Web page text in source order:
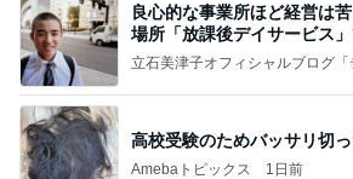
良心的な事業所ほど経営は
場所「放課後デイサービス
実の
立石美津子オフィシャルブログ「
高校受験のためバッサリ切
Amebaトピックス 1日前